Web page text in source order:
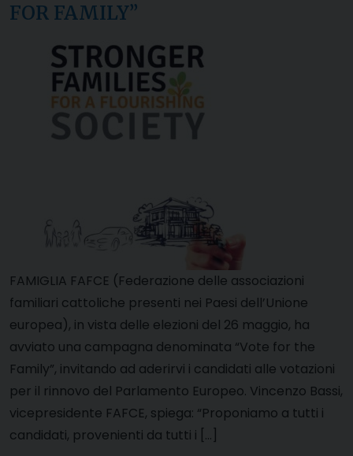
FOR FAMILY”
FAMIGLIA FAFCE (Federazione delle associazioni
familiari cattoliche presenti nei Paesi dell’Unione
europea), in vista delle elezioni del 26 maggio, ha
avviato una campagna denominata “Vote for the
Family”, invitando ad aderirvi i candidati alle votazioni
per il rinnovo del Parlamento Europeo. Vincenzo Bassi,
vicepresidente FAFCE, spiega: “Proponiamo a tutti i
candidati, provenienti da tutti i […]